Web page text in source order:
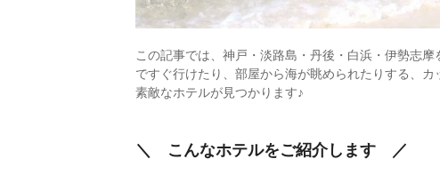
この記事では、神戸・淡路島・丹後・白浜・伊勢志
ですぐ行けたり、部屋から海が眺められたりする、
素敵なホテルが見つかります♪
＼ こんなホテルをご紹介します ／